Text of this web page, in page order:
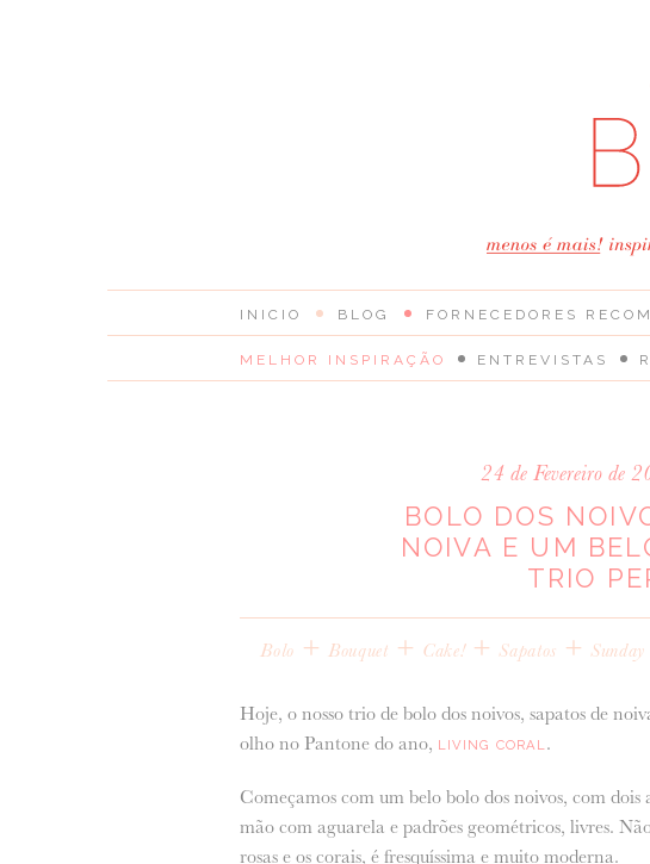
INICIO BLOG
MELHOR INSPIRAÇÃO ENTREVISTAS
FORNECEDORES
24 de Fevereiro de
BOLO DOS
NOIVA E UM
TRIO
Bolo +Bouquet + Cake!+ Sapatos + Sunday
Hoje, o nosso trio de bolo dos noivos, sapatos de
olho no Pantone do ano, LIVING CORAL.
Começamos com um belo bolo dos noivos, com
mão com aguarela e padrões geométricos, livres.
rosas e os corais, é fresquíssima e muito moderna.